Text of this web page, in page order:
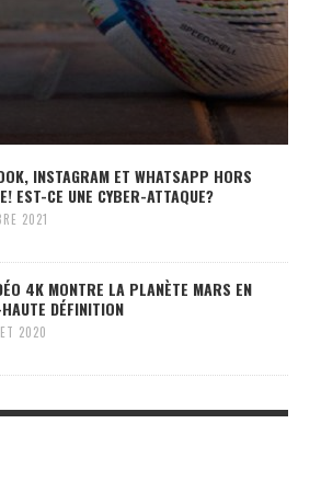
INSTAGRAM ET WHATSAPP HORS
EST-CE UNE CYBER-ATTAQUE?
2021
4K MONTRE LA PLANÈTE MARS EN
DÉFINITION
2020